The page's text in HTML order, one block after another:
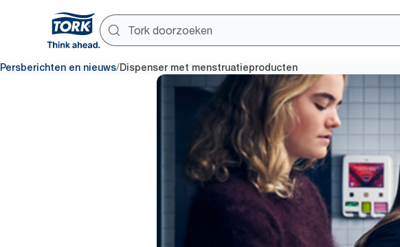
Persberichten en nieuws/Dispenser met menstruatieproducten